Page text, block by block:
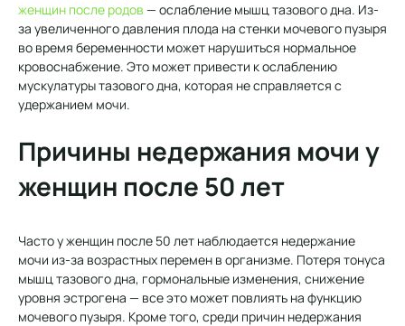
женщин после родов — ослабление мышц тазового дна. Из-
за увеличенного давления плода на стенки мочевого пузыря
во время беременности может нарушиться нормальное
кровоснабжение. Это может привести к ослаблению
мускулатуры тазового дна, которая не справляется с
удержанием мочи.
Причины недержания мочи у
женщин после 50 лет
Часто у женщин после 50 лет наблюдается недержание
мочи из-за возрастных перемен в организме. Потеря тонуса
мышц тазового дна, гормональные изменения, снижение
уровня эстрогена — все это может повлиять на функцию
мочевого пузыря. Кроме того, среди причин недержания